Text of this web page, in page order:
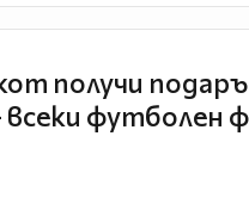
получи
футболен